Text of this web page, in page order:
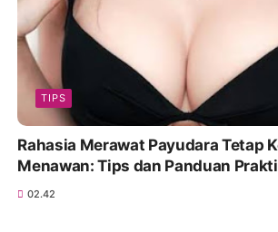
TIPS
Rahasia Merawat Payudara Tetap
Menawan: Tips dan Panduan
02.42